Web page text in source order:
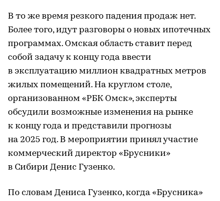
В то же время резкого падения продаж нет.
Более того, идут разговоры о новых ипотечных
программах. Омская область ставит перед
собой задачу к концу года ввести
в эксплуатацию миллион квадратных метров
жилых помещений. На круглом столе,
организованном «РБК Омск», эксперты
обсудили возможные изменения на рынке
к концу года и представили прогнозы
на 2025 год. В мероприятии принял участие
коммерческий директор «Брусники»
в Сибири Денис Гузенко.
По словам Дениса Гузенко, когда «Брусника»